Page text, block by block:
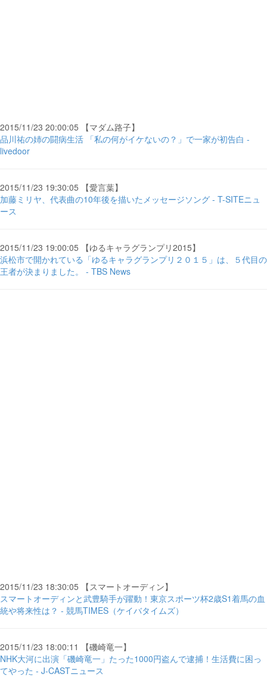
2015/11/23 20:00:05 【マダム路子】
品川祐の姉の闘病生活 「私の何がイケないの？」で一家が初告白 -
livedoor
2015/11/23 19:30:05 【愛言葉】
加藤ミリヤ、代表曲の10年後を描いたメッセージソング - T-SITEニュ
ース
2015/11/23 19:00:05 【ゆるキャラグランプリ2015】
浜松市で開かれている「ゆるキャラグランプリ２０１５」は、５代目の
王者が決まりました。 - TBS News
2015/11/23 18:30:05 【スマートオーディン】
スマートオーディンと武豊騎手が躍動！東京スポーツ杯2歳S1着馬の血
統や将来性は？ - 競馬TIMES（ケイバタイムズ）
2015/11/23 18:00:11 【磯崎竜一】
NHK大河に出演「磯崎竜一」たった1000円盗んで逮捕！生活費に困っ
てやった - J-CASTニュース